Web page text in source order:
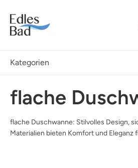
Kategorien
flache
flache Duschwanne: Stilvolles Design,
Materialien bieten Komfort und Eleganz